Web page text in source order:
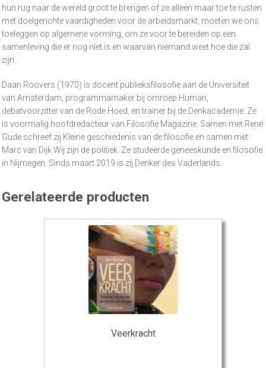
hun rug naar de wereld groot te brengen of ze alleen maar toe te rusten
met doelgerichte vaardigheden voor de arbeidsmarkt, moeten we ons
toeleggen op algemene vorming, om ze voor te bereiden op een
samenleving die er nog níet is en waarvan niemand weet hoe die zal
zijn.
Daan Roovers (1970) is docent publieksfilosofie aan de Universiteit
van Amsterdam, programmamaker bij omroep Human,
debatvoorzitter van de Rode Hoed, en trainer bij de Denkacademie. Ze
is voormalig hoofdredacteur van Filosofie Magazine. Samen met René
Gude schreef zij Kleine geschiedenis van de filosofie en samen met
Marc van Dijk Wij zijn de politiek. Ze studeerde geneeskunde en filosofie
in Nijmegen. Sinds maart 2019 is zij Denker des Vaderlands.
Gerelateerde producten
Veerkracht